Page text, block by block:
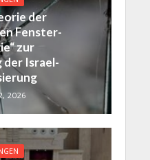
der
Fenster-
zur
der Israel-
2026